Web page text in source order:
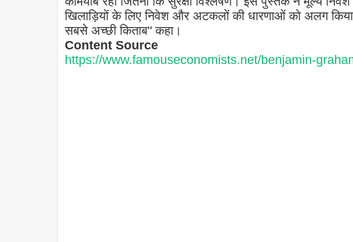
खिलाड़ियों के लिए निवेश और अटकलों की धारणाओं को अलग
सबसे अच्छी किताब" कहा।
Content Source
https://www.famouseconomists.net/benjamin-